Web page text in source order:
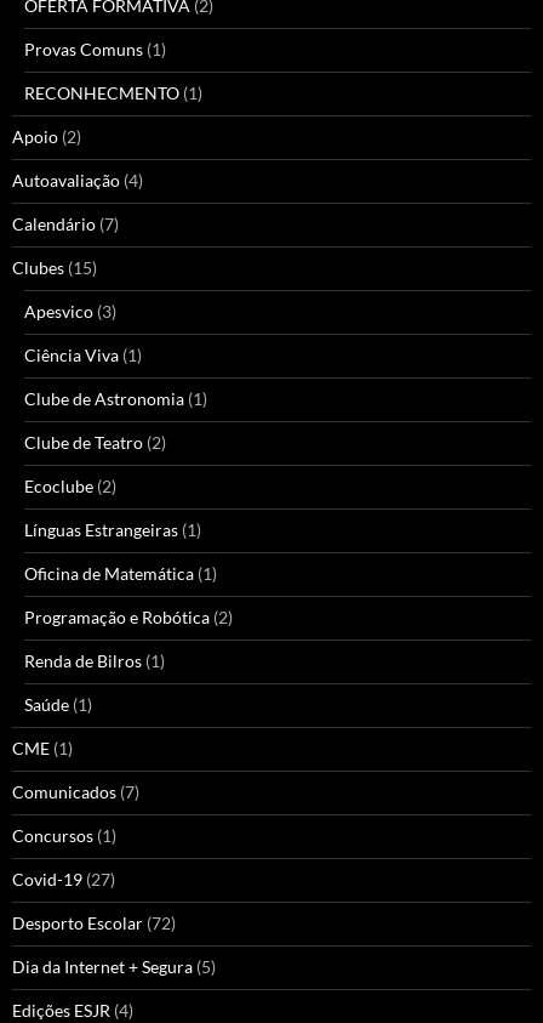
OFERTA FORMATIVA (2)
Provas Comuns (1)
RECONHECMENTO (1)
Apoio (2)
Autoavaliação (4)
Calendário (7)
Clubes (15)
Apesvico (3)
Ciência Viva (1)
Clube de Astronomia (1)
Clube de Teatro (2)
Ecoclube (2)
Línguas Estrangeiras (1)
Oficina de Matemática (1)
Programação e Robótica (2)
Renda de Bilros (1)
Saúde (1)
CME (1)
Comunicados (7)
Concursos (1)
Covid-19 (27)
Desporto Escolar (72)
Dia da Internet + Segura (5)
Edições ESJR (4)